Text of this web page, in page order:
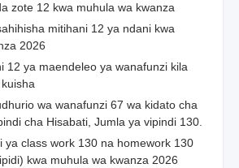
zote 12 kwa muhula wa kwanza
mitihani 12 ya ndani kwa
2026
12 ya maendeleo ya wanafunzi kila
wa wanafunzi 67 wa kidato cha
cha Hisabati, Jumla ya vipindi 130.
ya class work 130 na homework 130
kwa muhula wa kwanza 2026